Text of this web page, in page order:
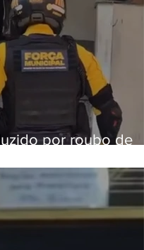
por roubo de